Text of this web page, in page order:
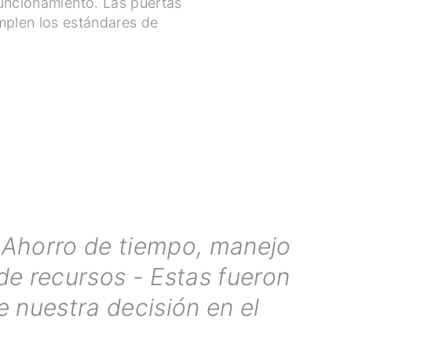
los estándares de
de tiempo, manejo
recursos - Estas fueron
nuestra decisión en el